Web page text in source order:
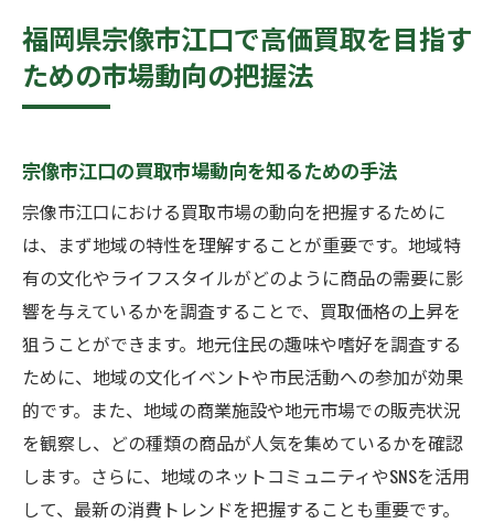
福岡県宗像市江口で高価買取を目指す
ための市場動向の把握法
宗像市江口の買取市場動向を知るための手法
宗像市江口における買取市場の動向を把握するために
は、まず地域の特性を理解することが重要です。地域特
有の文化やライフスタイルがどのように商品の需要に影
響を与えているかを調査することで、買取価格の上昇を
狙うことができます。地元住民の趣味や嗜好を調査する
ために、地域の文化イベントや市民活動への参加が効果
的です。また、地域の商業施設や地元市場での販売状況
を観察し、どの種類の商品が人気を集めているかを確認
します。さらに、地域のネットコミュニティやSNSを活用
して、最新の消費トレンドを把握することも重要です。